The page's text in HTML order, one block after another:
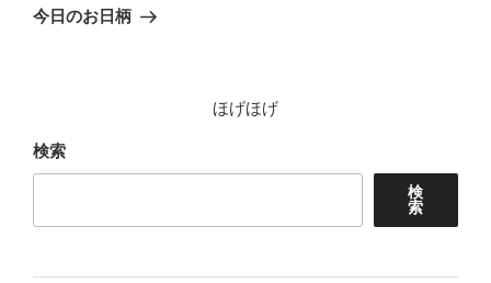
ゲ
の
今日のお日柄
ほげほげ
検索
検
索